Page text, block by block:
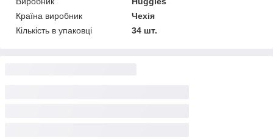
Країна виробник
Чехія
Кількість в упаковці
34 шт.